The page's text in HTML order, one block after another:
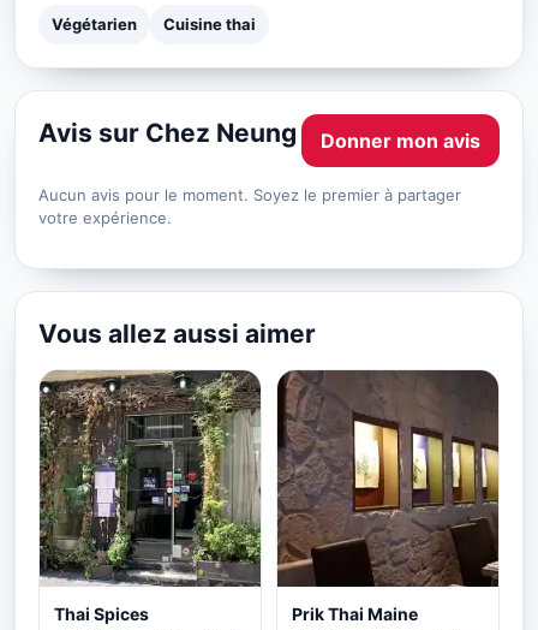
Végétarien Cuisine thai
Avis sur Chez Neung Donner mon avis
Aucun avis pour le moment. Soyez le premier à partager
votre expérience.
Vous allez aussi aimer
Thai Spices Prik Thai Maine